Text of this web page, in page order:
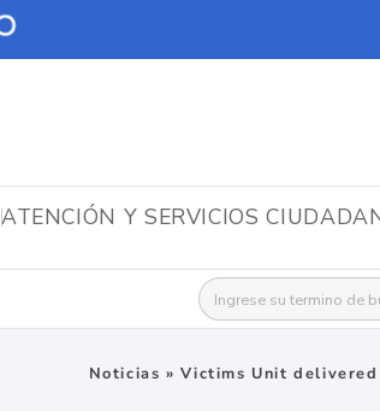
ATENCIÓN Y SERVICIOS
Buscar:
Noticias »Victims Unit